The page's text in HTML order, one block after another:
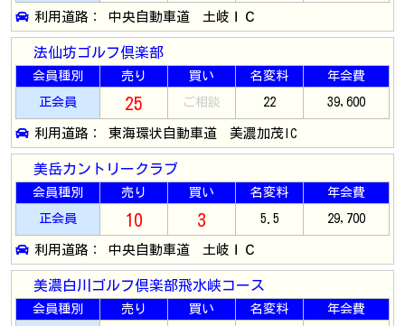
利用道路： 中央自動車道 土岐ＩＣ
法仙坊ゴルフ倶楽部
会員種別 売り 買い 名変料 年会費
正会員 25 ご相談 22 39,600
利用道路： 東海環状自動車道 美濃加茂IC
美岳カントリークラブ
会員種別 売り 買い 名変料 年会費
正会員 10 3 5.5 29,700
利用道路： 中央自動車道 土岐ＩＣ
美濃白川ゴルフ倶楽部飛水峡コース
会員種別 売り 買い 名変料 年会費